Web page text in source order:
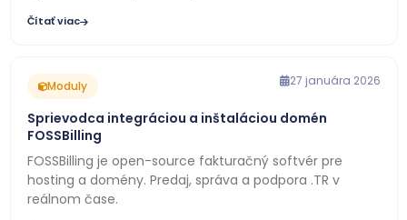
Čítať viac
Moduly 27 januára 2026
Sprievodca integráciou a inštaláciou domén
FOSSBilling
FOSSBilling je open-source fakturačný softvér pre
hosting a domény. Predaj, správa a podpora .TR v
reálnom čase.